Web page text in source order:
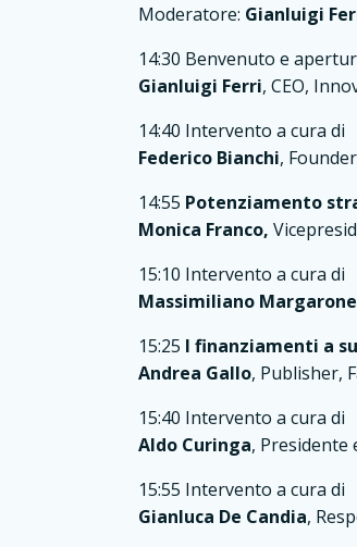
Moderatore: Gianluigi
14:30 Benvenuto e
Gianluigi Ferri, CEO,
14:40 Intervento a cura di
Federico Bianchi,
14:55 Potenziamento
Monica Franco,
15:10 Intervento a cura di
Massimiliano Margarone
15:25 I finanziamenti a
Andrea Gallo, Publisher,
15:40 Intervento a cura di
Aldo Curinga, Presidente
15:55 Intervento a cura di
Gianluca De Candia,